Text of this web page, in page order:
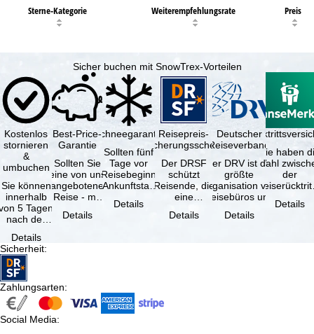
Sterne-Kategorie Weiterempfehlungsrate Preis
Sicher buchen mit SnowTrex-Vorteilen
Kostenlos
stornieren
&
umbuchen
Sie können
innerhalb
5 Tagen
nach der
kostenfrei
…
Details
Best-Price-
Garantie
Sollten Sie
eine von uns
angebotene
Reise - mit
Verfügbarkeit
Details
Schneegarantie
Sollten fünf
Tage vor
Reisebeginn
(Ankunftstag)
Schneemangel
Details
Reisepreis-
Sicherungsschein
Der DRSF
schützt
Reisende, die
eine
oder
Details
Deutscher
Reiseverband
Der DRV ist die
größte
Organisation von
Reisebüros und
Reiseveranstaltern
in …
Details
Sie haben
Wahl
der
(inklusive
Details
Sicherheit:
Zahlungsarten:
Social Media: